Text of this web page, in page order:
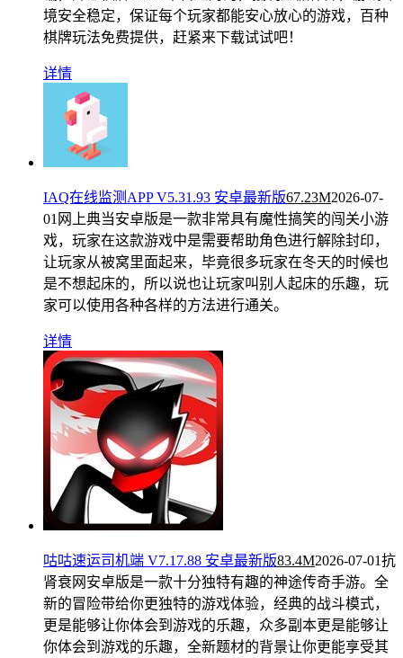
境安全稳定，保证每个玩家都能安心放心的游戏，百种
棋牌玩法免费提供，赶紧来下载试试吧！
详情
IAQ在线监测APP V5.31.93 安卓最新版67.23M2026-07-
01 网上典当安卓版是一款非常具有魔性搞笑的闯关小游
戏，玩家在这款游戏中是需要帮助角色进行解除封印，
让玩家从被窝里面起来，毕竟很多玩家在冬天的时候也
是不想起床的，所以说也让玩家叫别人起床的乐趣，玩
家可以使用各种各样的方法进行通关。
详情
咕咕速运司机端 V7.17.88 安卓最新版83.4M2026-07-01抗
肾衰网安卓版是一款十分独特有趣的神途传奇手游。全
新的冒险带给你更独特的游戏体验，经典的战斗模式，
更是能够让你体会到游戏的乐趣，众多副本更是能够让
你体会到游戏的乐趣，全新题材的背景让你更能享受其